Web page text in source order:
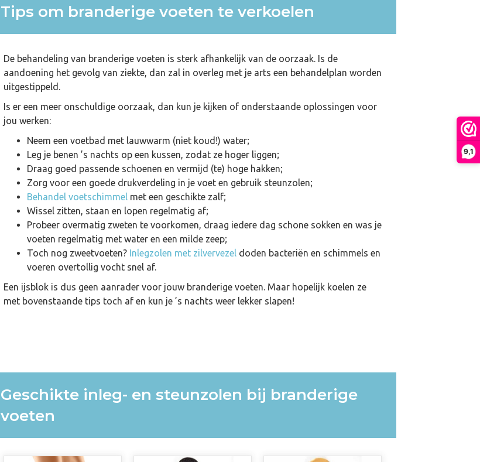
9,1
Tips om branderige voeten te verkoelen
De behandeling van branderige voeten is sterk afhankelijk van de oorzaak. Is de
aandoening het gevolg van ziekte, dan zal in overleg met je arts een behandelplan worden
uitgestippeld.
Is er een meer onschuldige oorzaak, dan kun je kijken of onderstaande oplossingen voor
jou werken:
Neem een voetbad met lauwwarm (niet koud!) water;
Leg je benen ’s nachts op een kussen, zodat ze hoger liggen;
Draag goed passende schoenen en vermijd (te) hoge hakken;
Zorg voor een goede drukverdeling in je voet en gebruik steunzolen;
Behandel voetschimmel met een geschikte zalf;
Wissel zitten, staan en lopen regelmatig af;
Probeer overmatig zweten te voorkomen, draag iedere dag schone sokken en was je
voeten regelmatig met water en een milde zeep;
Toch nog zweetvoeten? Inlegzolen met zilvervezel doden bacteriën en schimmels en
voeren overtollig vocht snel af.
Een ijsblok is dus geen aanrader voor jouw branderige voeten. Maar hopelijk koelen ze
met bovenstaande tips toch af en kun je ’s nachts weer lekker slapen!
Geschikte inleg- en steunzolen bij branderige
voeten